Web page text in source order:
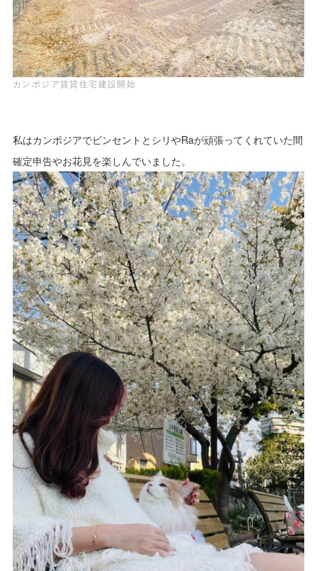
カンボジア賃貸住宅建設開始
私はカンボジアでビンセントとシリやRaが頑張ってくれていた間
確定申告やお花見を楽しんでいました。